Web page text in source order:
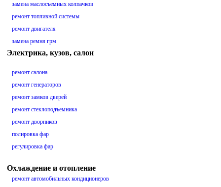
замена маслосъемных колпачков
ремонт топливной системы
ремонт двигателя
замена ремня грм
Электрика, кузов, салон
ремонт салона
ремонт генераторов
ремонт замков дверей
ремонт стеклоподъемника
ремонт дворников
полировка фар
регулировка фар
Охлаждение и отопление
ремонт автомобильных кондиционеров